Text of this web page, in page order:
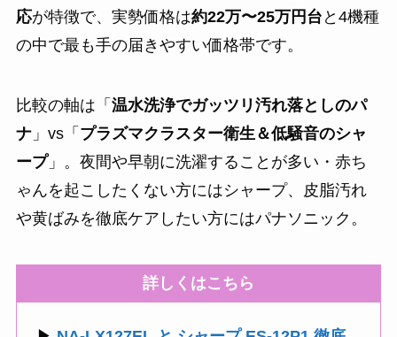
応が特徴で、実勢価格は約22万〜25万円台 と4機種
の中で最も手の届きやすい価格帯です。
比較の軸は「 温水洗浄でガッツリ汚れ落としのパ
ナ」vs「 プラズマクラスター衛生＆低騒音のシャ
ープ」。夜間や早朝に洗濯することが多い・赤ち
ゃんを起こしたくない方にはシャープ、皮脂汚れ
や黄ばみを徹底ケアしたい方にはパナソニック。
詳しくはこちら